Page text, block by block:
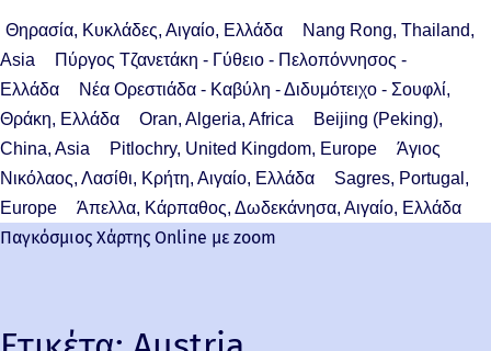
Θηρασία, Κυκλάδες, Αιγαίο, Ελλάδα
Nang Rong, Thailand,
Asia
Πύργος Τζανετάκη - Γύθειο - Πελοπόννησος -
Ελλάδα
Νέα Ορεστιάδα - Καβύλη - Διδυμότειχο - Σουφλί,
Θράκη, Ελλάδα
Oran, Algeria, Africa
Beijing (Peking),
China, Asia
Pitlochry, United Kingdom, Europe
Άγιος
Νικόλαος, Λασίθι, Κρήτη, Αιγαίο, Ελλάδα
Sagres, Portugal,
Europe
Άπελλα, Κάρπαθος, Δωδεκάνησα, Αιγαίο, Ελλάδα
Παγκόσμιος Χάρτης Online με zoom